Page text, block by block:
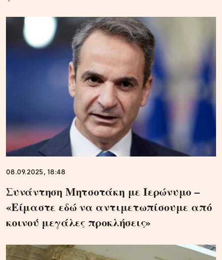
08.09.2025, 18:48
Συνάντηση Μητσοτάκη με Ιερώνυμο –
«Είμαστε εδώ να αντιμετωπίσουμε από
κοινού μεγάλες προκλήσεις»